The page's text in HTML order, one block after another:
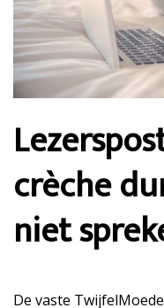
crèche
niet
De vaste